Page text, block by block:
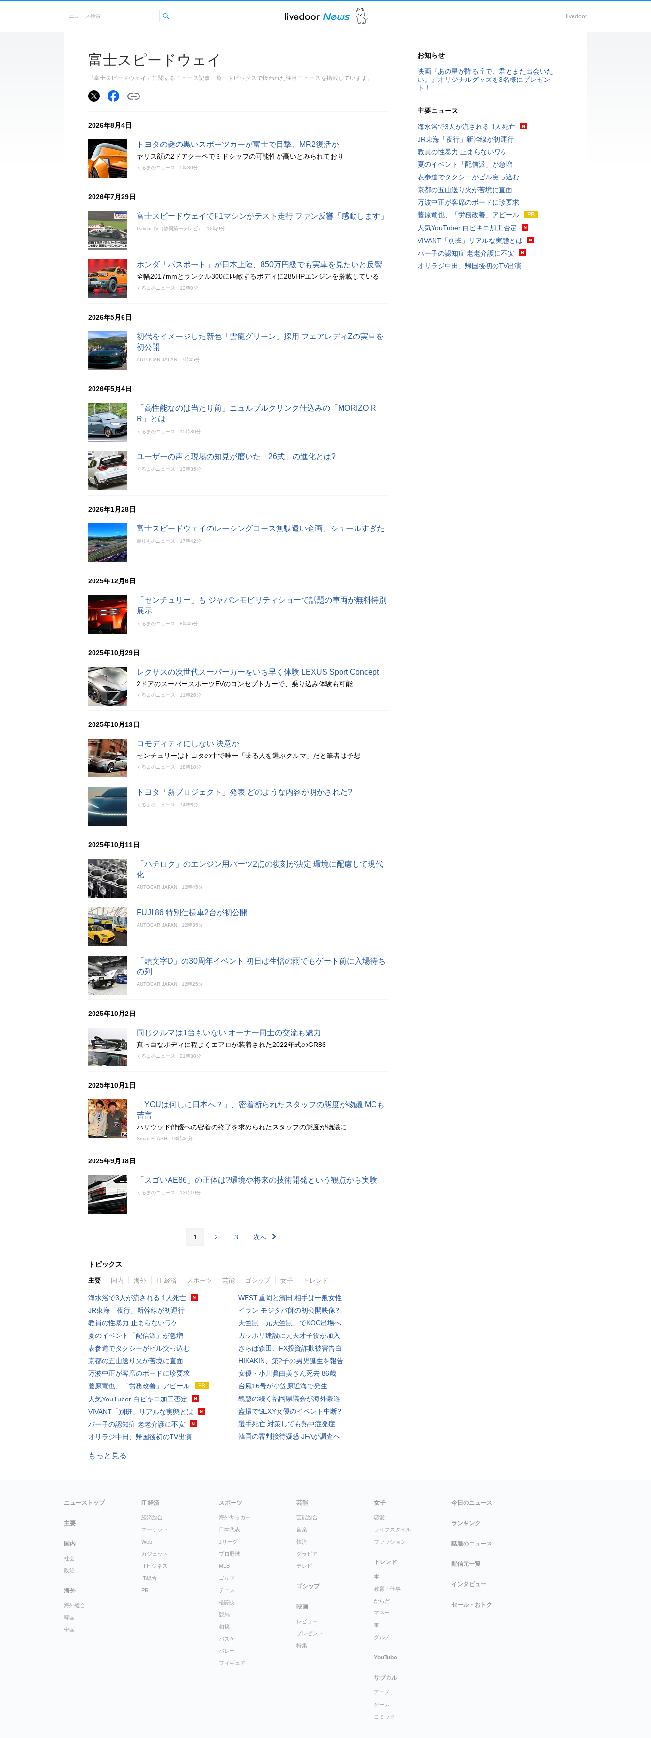
livedoor
富士スピードウェイ
『富士スピードウェイ』に関するニュース記事一覧。トピックスで扱われた注目ニュースを掲載しています。
2026年8月4日
トヨタの謎の黒いスポーツカーが富士で目撃、MR2復活か
ヤリス顔の2ドアクーペでミドシップの可能性が高いとみられており
くるまのニュース 5時30分
2026年7月29日
富士スピードウェイでF1マシンがテスト走行 ファン反響「感動します」
Daiichi-TV（静岡第一テレビ） 12時9分
ホンダ「パスポート」が日本上陸、850万円級でも実車を見たいと反響
全幅2017mmとランクル300に匹敵するボディに285HPエンジンを搭載している
くるまのニュース 12時0分
2026年5月6日
初代をイメージした新色「雲龍グリーン」採用 フェアレディZの実車を
初公開
AUTOCAR JAPAN 7時45分
2026年5月4日
「高性能なのは当たり前」ニュルブルクリンク仕込みの「MORIZO R
R」とは
くるまのニュース 15時30分
ユーザーの声と現場の知見が磨いた「26式」の進化とは?
くるまのニュース 13時35分
2026年1月28日
富士スピードウェイのレーシングコース無駄遣い企画、シュールすぎた
乗りものニュース 17時42分
2025年12月6日
「センチュリー」も ジャパンモビリティショーで話題の車両が無料特別
展示
くるまのニュース 8時45分
2025年10月29日
レクサスの次世代スーパーカーをいち早く体験 LEXUS Sport Concept
2ドアのスーパースポーツEVのコンセプトカーで、乗り込み体験も可能
くるまのニュース 11時26分
2025年10月13日
コモディティにしない 決意か
センチュリーはトヨタの中で唯一「乗る人を選ぶクルマ」だと筆者は予想
くるまのニュース 18時10分
トヨタ「新プロジェクト」発表 どのような内容が明かされた?
くるまのニュース 14時5分
2025年10月11日
「ハチロク」のエンジン用パーツ2点の復刻が決定 環境に配慮して現代
化
AUTOCAR JAPAN 12時45分
FUJI 86 特別仕様車2台が初公開
AUTOCAR JAPAN 12時35分
「頭文字D」の30周年イベント 初日は生憎の雨でもゲート前に入場待ち
の列
AUTOCAR JAPAN 12時25分
2025年10月2日
同じクルマは1台もいない オーナー同士の交流も魅力
真っ白なボディに程よくエアロが装着された2022年式のGR86
くるまのニュース 21時30分
2025年10月1日
「YOUは何しに日本へ？」、密着断られたスタッフの態度が物議 MCも
苦言
ハリウッド俳優への密着の終了を求められたスタッフの態度が物議に
Smart FLASH 18時40分
2025年9月18日
「スゴいAE86」の正体は?環境や将来の技術開発という観点から実験
くるまのニュース 13時10分
1 2 3 次へ
トピックス
主要 国内 海外 IT 経済 スポーツ 芸能 ゴシップ 女子 トレンド
海水浴で3人が流される 1人死亡
JR東海「夜行」新幹線が初運行
教員の性暴力 止まらないワケ
夏のイベント「配信派」が急増
表参道でタクシーがビル突っ込む
京都の五山送り火が苦境に直面
万波中正が客席のボードに珍要求
藤原竜也、「労務改善」アピール
人気YouTuber 白ビキニ加工否定
VIVANT「別班」リアルな実態とは
パー子の認知症 老老介護に不安
オリラジ中田、帰国後初のTV出演
WEST.重岡と濱田 相手は一般女性
イラン モジタバ師の初公開映像?
天竺鼠「元天竺鼠」でKOC出場へ
ガッポリ建設に元天才子役が加入
さらば森田、FX投資詐欺被害告白
HIKAKIN、第2子の男児誕生を報告
女優・小川眞由美さん死去 86歳
台風16号が小笠原近海で発生
醜態の続く福岡県議会が海外豪遊
盗撮でSEXY女優のイベント中断?
選手死亡 対策しても熱中症発症
韓国の審判接待疑惑 JFAが調査へ
もっと見る
お知らせ
映画『あの星が降る丘で、君とまた出会いた
い。』オリジナルグッズを3名様にプレゼン
ト！
主要ニュース
海水浴で3人が流される 1人死亡
JR東海「夜行」新幹線が初運行
教員の性暴力 止まらないワケ
夏のイベント「配信派」が急増
表参道でタクシーがビル突っ込む
京都の五山送り火が苦境に直面
万波中正が客席のボードに珍要求
藤原竜也、「労務改善」アピール
人気YouTuber 白ビキニ加工否定
VIVANT「別班」リアルな実態とは
パー子の認知症 老老介護に不安
オリラジ中田、帰国後初のTV出演
ニューストップ
主要
国内
社会
政治
海外
海外総合
韓国
中国
IT 経済
経済総合
マーケット
Web
ガジェット
ITビジネス
IT総合
PR
スポーツ
海外サッカー
日本代表
Jリーグ
プロ野球
MLB
ゴルフ
テニス
格闘技
競馬
相撲
バスケ
バレー
フィギュア
芸能
芸能総合
音楽
韓流
グラビア
テレビ
ゴシップ
映画
レビュー
プレゼント
特集
女子
恋愛
ライフスタイル
ファッション
トレンド
本
教育・仕事
からだ
マネー
車
グルメ
YouTube
サブカル
アニメ
ゲーム
コミック
今日のニュース
ランキング
話題のニュース
配信元一覧
インタビュー
セール・おトク